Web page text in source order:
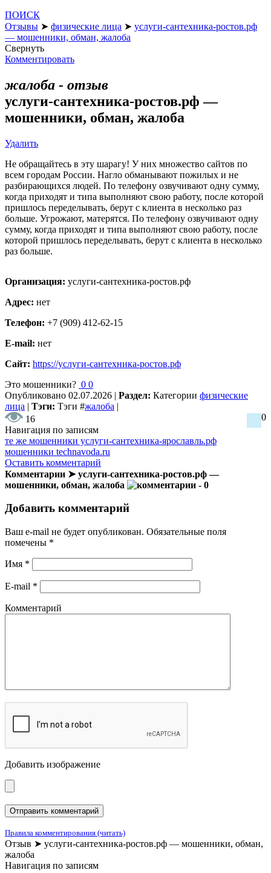
ПОИСК
Отзывы ➤ физические лица ➤ услуги-сантехника-ростов.рф
— мошенники, обман, жалоба
Свернуть
Комментировать
жалоба - отзыв
услуги-сантехника-ростов.рф —
мошенники, обман, жалоба
Удалить
Не обращайтесь в эту шарагу! У них множество сайтов по
всем городам России. Нагло обманывают пожилых и не
разбирающихся людей. По телефону озвучивают одну сумму,
когда приходят и типа выполняют свою работу, после которой
пришлось переделывать, берут с клиента в несколько раз
больше. Угрожают, матерятся. По телефону озвучивают одну
сумму, когда приходят и типа выполняют свою работу, после
которой пришлось переделывать, берут с клиента в несколько
раз больше.
Организация: услуги-сантехника-ростов.рф
Адрес: нет
Телефон: +7 (909) 412-62-15
E-mail: нет
Сайт: https://услуги-сантехника-ростов.рф
Это мошенники? 0 0
Опубликовано 02.07.2026 | Раздел: Категории физические
лица | Тэги: Тэги #жалоба |
16
0
Навигация по записям
те же мошенники услуги-сантехника-ярославль.рф
мошенники technavoda.ru
Оставить комментарий
Комментарии ➤ услуги-сантехника-ростов.рф —
мошенники, обман, жалоба
- 0
Добавить комментарий
Ваш e-mail не будет опубликован. Обязательные поля
помечены *
Имя *
E-mail *
Комментарий
Добавить изображение
Правила комментирования (читать)
Отзыв ➤ услуги-сантехника-ростов.рф — мошенники, обман,
жалоба
Навигация по записям